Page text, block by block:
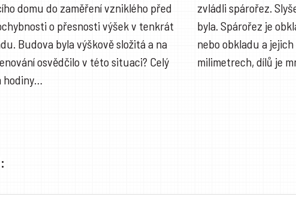
domu do zaměření vzniklého před
o přesnosti výšek v tenkrát
Budova byla výškově složitá a na
osvědčilo v této situaci? Celý
hodiny…
zvládli spárořez.
byla. Spárořez je
nebo obkladu a
milimetrech, dílů je